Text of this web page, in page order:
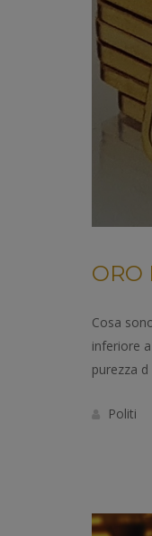
ORO
Cosa
inferiore
purezza d
Politi